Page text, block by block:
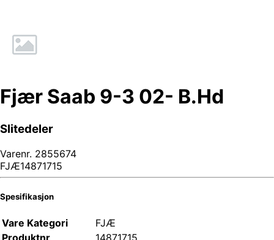
Fjær Saab 9-3 02- B.Hd
Slitedeler
Varenr. 2855674
FJÆ14871715
Spesifikasjon
Vare Kategori
FJÆ
Produktnr
14871715